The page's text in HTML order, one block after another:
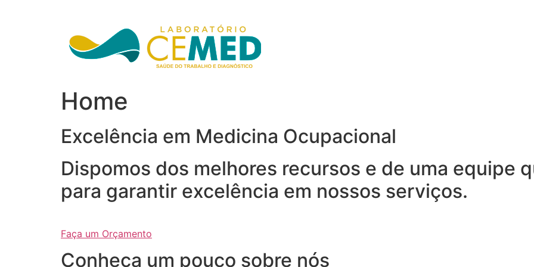
Home
Excelência em Medicina Ocupacional
Dispomos dos melhores recursos e de uma equipe
para garantir excelência em nossos serviços.
Faça um Orçamento
Conheça um pouco sobre nós